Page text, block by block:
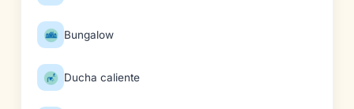
Bungalow
Ducha caliente